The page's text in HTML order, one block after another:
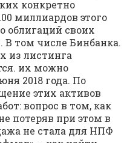
конкретно
миллиардов этого
своих
том числе Бинбанка.
из листинга
их можно
2018 года. По
этих активов
вопрос в том, как
потеряв при этом в
не стала для НПФ